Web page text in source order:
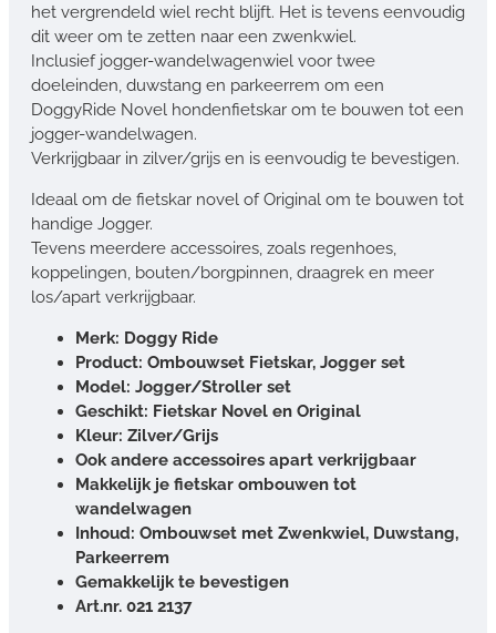
het vergrendeld wiel recht blijft. Het is tevens eenvoudig
dit weer om te zetten naar een zwenkwiel.
Inclusief jogger-wandelwagenwiel voor twee
doeleinden, duwstang en parkeerrem om een ​​
DoggyRide Novel hondenfietskar om te bouwen tot een
jogger-wandelwagen.
Verkrijgbaar in zilver/grijs en is eenvoudig te bevestigen.
Ideaal om de fietskar novel of Original om te bouwen tot
handige Jogger.
Tevens meerdere accessoires, zoals regenhoes,
koppelingen, bouten/borgpinnen, draagrek en meer
los/apart verkrijgbaar.
Merk: Doggy Ride
Product: Ombouwset Fietskar, Jogger set
Model: Jogger/Stroller set
Geschikt: Fietskar Novel en Original
Kleur: Zilver/Grijs
Ook andere accessoires apart verkrijgbaar
Makkelijk je fietskar ombouwen tot
wandelwagen
Inhoud: Ombouwset met Zwenkwiel, Duwstang,
Parkeerrem
Gemakkelijk te bevestigen
Art.nr. 021 2137